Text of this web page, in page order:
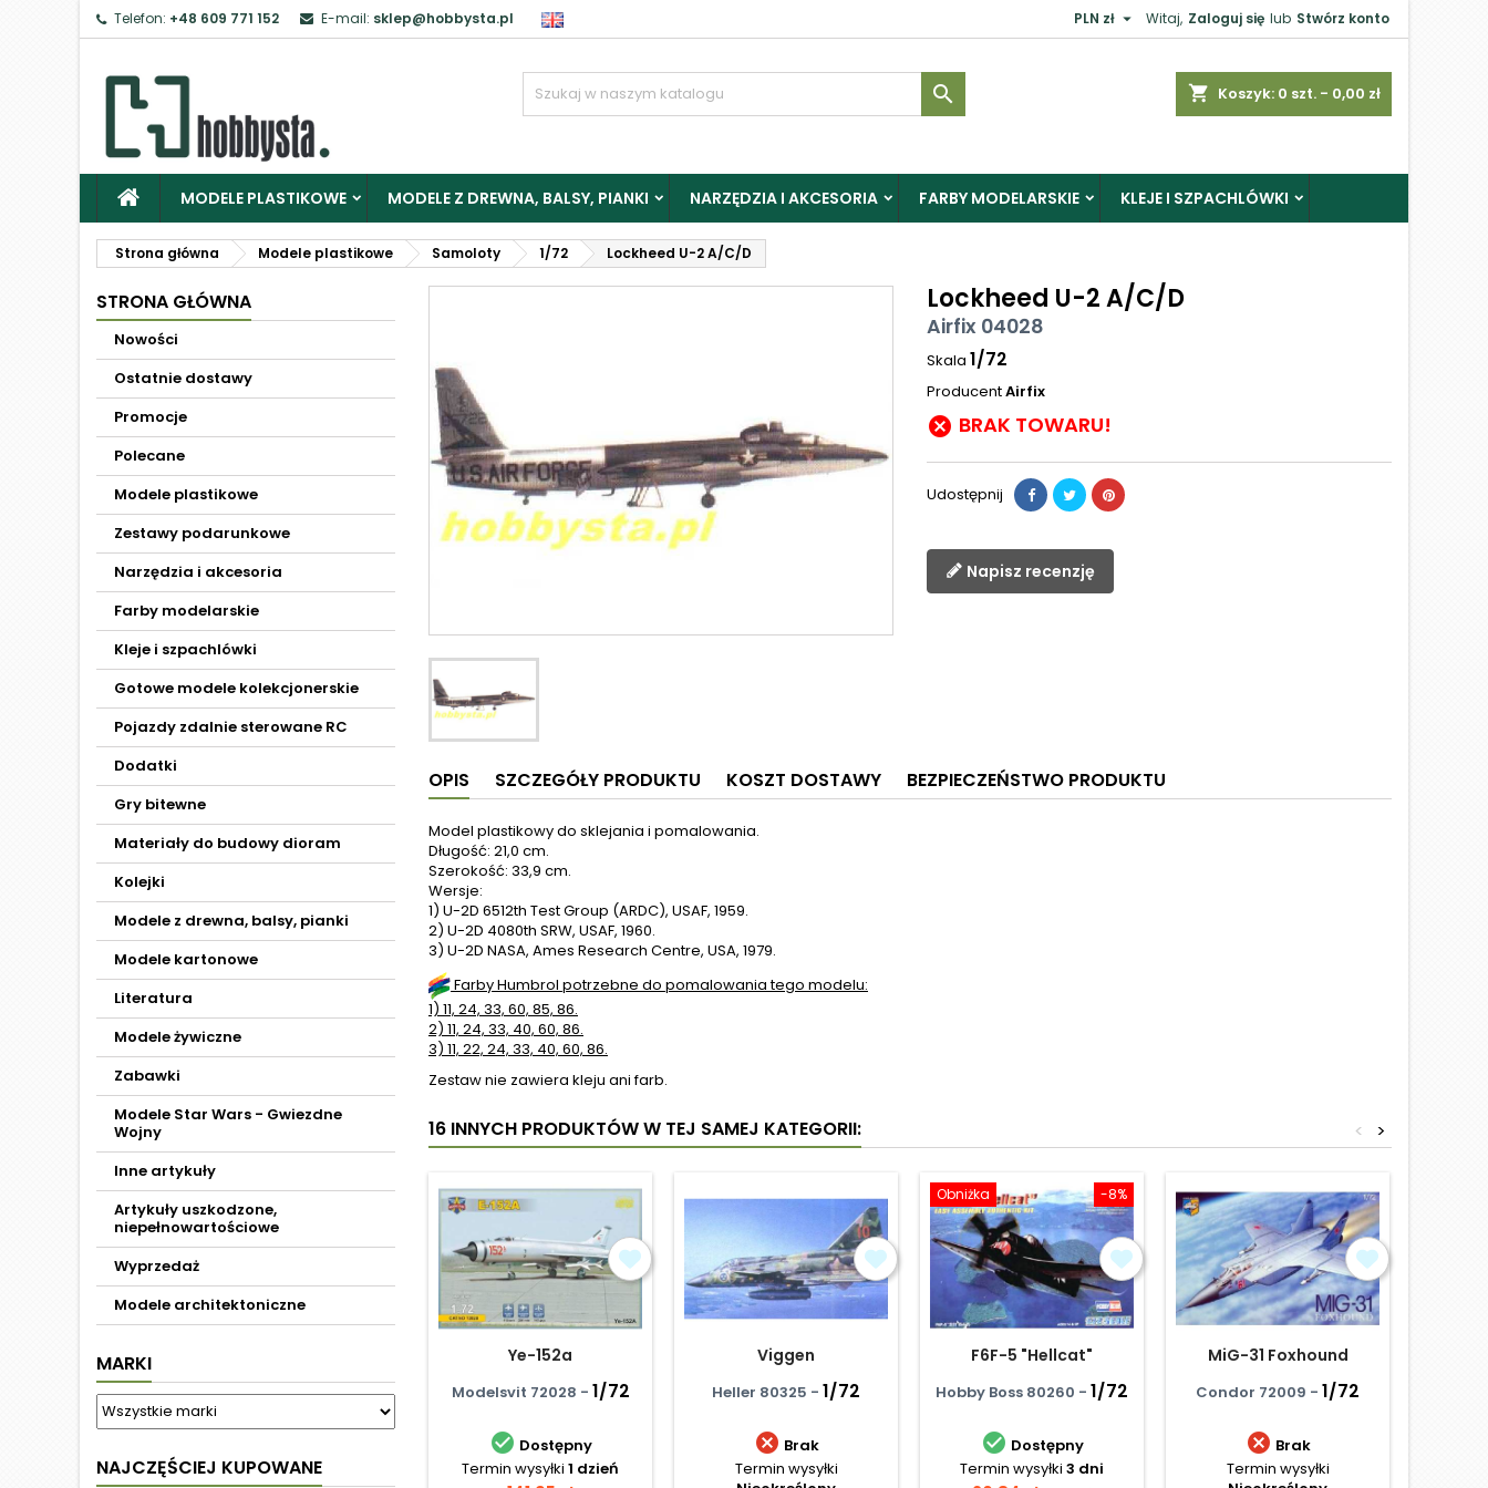
Telefon: +48 609 771 152 E-mail: sklep@hobbysta.pl Witaj, Zaloguj się lub Stwórz konto
PLN zł 
shopping_cart Koszyk: 0 szt. - 0,00 zł

MODELE PLASTIKOWE MODELE Z DREWNA, BALSY, PIANKI NARZĘDZIA I AKCESORIA FARBY MODELARSKIE KLEJE I SZPACHLÓWKI
Strona główna Modele plastikowe Samoloty 1/72 Lockheed U-2 A/C/D
STRONA GŁÓWNA
Nowości
Ostatnie dostawy
Promocje
Polecane
Modele plastikowe
Zestawy podarunkowe
Narzędzia i akcesoria
Farby modelarskie
Kleje i szpachlówki
Gotowe modele kolekcjonerskie
Pojazdy zdalnie sterowane RC
Dodatki
Gry bitewne
Materiały do budowy dioram
Kolejki
Modele z drewna, balsy, pianki
Modele kartonowe
Literatura
Modele żywiczne
Zabawki
Modele Star Wars - Gwiezdne
Wojny
Inne artykuły
Artykuły uszkodzone,
niepełnowartościowe
Wyprzedaż
Modele architektoniczne
MARKI
NAJCZĘŚCIEJ KUPOWANE
Lockheed U-2 A/C/D
Airfix 04028
Skala 1/72
ProducentAirfix
 BRAK TOWARU!
Udostępnij
Napisz recenzję
OPIS SZCZEGÓŁY PRODUKTU KOSZT DOSTAWY BEZPIECZEŃSTWO PRODUKTU
Model plastikowy do sklejania i pomalowania.
Długość: 21,0 cm.
Szerokość: 33,9 cm.
Wersje:
1) U-2D 6512th Test Group (ARDC), USAF, 1959.
2) U-2D 4080th SRW, USAF, 1960.
3) U-2D NASA, Ames Research Centre, USA, 1979.
Farby Humbrol potrzebne do pomalowania tego modelu:
1) 11, 24, 33, 60, 85, 86.
2) 11, 24, 33, 40, 60, 86.
3) 11, 22, 24, 33, 40, 60, 86.
Zestaw nie zawiera kleju ani farb.
16 INNYCH PRODUKTÓW W TEJ SAMEJ KATEGORII: >
<
Ye-152a
Modelsvit 72028 - 1/72
 Dostępny
Termin wysyłki 1 dzień
Viggen
Heller 80325 - 1/72
 Brak
Termin wysyłki
-8%
Obniżka
F6F-5 "Hellcat"
Hobby Boss 80260 - 1/72
 Dostępny
Termin wysyłki 3 dni
MiG-31 Foxhound
Condor 72009 - 1/72
 Brak
Termin wysyłki